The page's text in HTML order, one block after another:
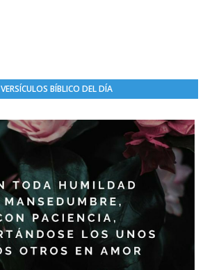
VERSÍCULOS BÍBLICO DEL DÍA